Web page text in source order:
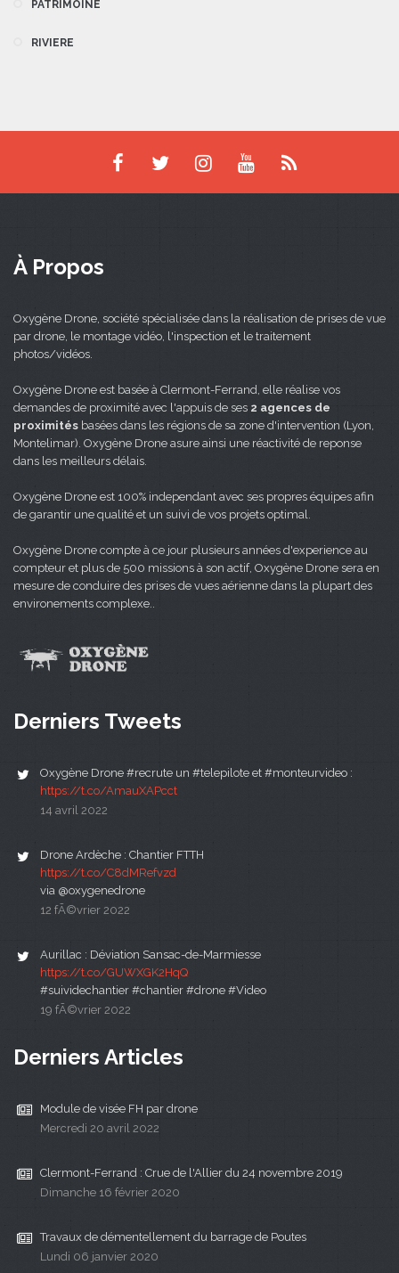
PATRIMOINE
RIVIERE
À Propos
Oxygène Drone, société spécialisée dans la réalisation de prises de vue
par drone, le montage vidéo, l'inspection et le traitement
photos/vidéos.
Oxygène Drone est basée à Clermont-Ferrand, elle réalise vos
demandes de proximité avec l'appuis de ses 2 agences de
proximités basées dans les régions de sa zone d'intervention (Lyon,
Montelimar). Oxygène Drone asure ainsi une réactivité de reponse
dans les meilleurs délais.
Oxygène Drone est 100% independant avec ses propres équipes afin
de garantir une qualité et un suivi de vos projets optimal.
Oxygène Drone compte à ce jour plusieurs années d'experience au
compteur et plus de 500 missions à son actif, Oxygène Drone sera en
mesure de conduire des prises de vues aérienne dans la plupart des
environements complexe..
Derniers Tweets
Oxygène Drone #recrute un #telepilote et #monteurvideo :
https://t.co/AmauXAPcct
14 avril 2022
Drone Ardèche : Chantier FTTH
https://t.co/C8dMRefvzd
via @oxygenedrone
12 fÃ©vrier 2022
Aurillac : Déviation Sansac-de-Marmiesse
https://t.co/GUWXGK2HqQ
#suividechantier #chantier #drone #Video
19 fÃ©vrier 2022
Derniers Articles
Module de visée FH par drone
Mercredi 20 avril 2022
Clermont-Ferrand : Crue de l'Allier du 24 novembre 2019
Dimanche 16 février 2020
Travaux de démentellement du barrage de Poutes
Lundi 06 janvier 2020